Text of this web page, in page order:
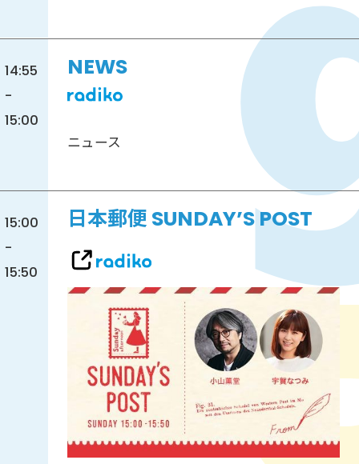
14:55
-
15:00
NEWS
ニュース
15:00
-
15:50
日本郵便 SUNDAY’S POST